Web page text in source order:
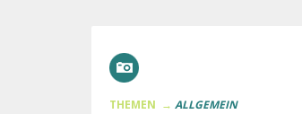
THEMEN → ALLGEMEIN